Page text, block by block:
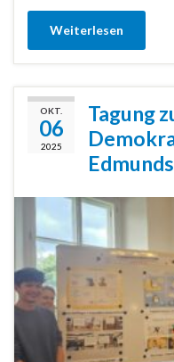
Weiterlesen
OKT.
06
2025
Tagung